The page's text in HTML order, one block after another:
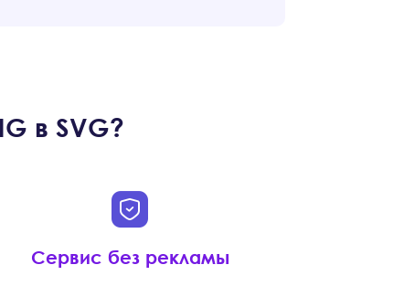
в SVG?
Сервис без рекламы